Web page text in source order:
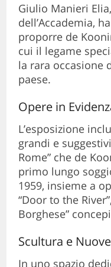
Giulio Manieri
dell’Accademia,
proporre de
cui il legame
la rara occasione
paese.
Opere in
L’esposizione
grandi e
Rome” che de
primo lungo
1959, insieme a
“Door to the
Borghese”
Scultura e
In uno spazio